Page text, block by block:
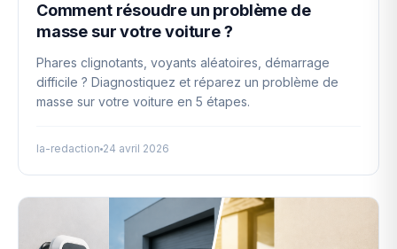
Comment résoudre un problème de
masse sur votre voiture ?
Phares clignotants, voyants aléatoires, démarrage
difficile ? Diagnostiquez et réparez un problème de
masse sur votre voiture en 5 étapes.
la-redaction 24 avril 2026